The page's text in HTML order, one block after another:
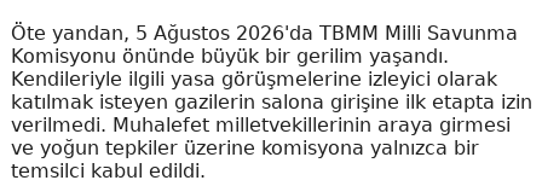
Öte yandan, 5 Ağustos 2026'da TBMM Milli Savunma
Komisyonu önünde büyük bir gerilim yaşandı.
Kendileriyle ilgili yasa görüşmelerine izleyici olarak
katılmak isteyen gazilerin salona girişine ilk etapta izin
verilmedi. Muhalefet milletvekillerinin araya girmesi
ve yoğun tepkiler üzerine komisyona yalnızca bir
temsilci kabul edildi.